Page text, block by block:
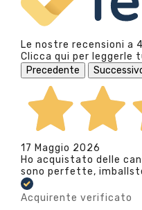
Le nostre recensioni a
Clicca qui per leggerle
Precedente
17 Maggio 2026
Ho acquistato delle
sono perfette,
Acquirente verificato